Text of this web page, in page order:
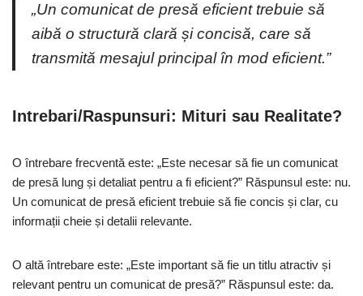
„Un comunicat de presă eficient trebuie să
aibă o structură clară și concisă, care să
transmită mesajul principal în mod eficient.”
Intrebari/Raspunsuri: Mituri sau Realitate?
O întrebare frecventă este: „Este necesar să fie un comunicat
de presă lung și detaliat pentru a fi eficient?” Răspunsul este: nu.
Un comunicat de presă eficient trebuie să fie concis și clar, cu
informații cheie și detalii relevante.
O altă întrebare este: „Este important să fie un titlu atractiv și
relevant pentru un comunicat de presă?” Răspunsul este: da.